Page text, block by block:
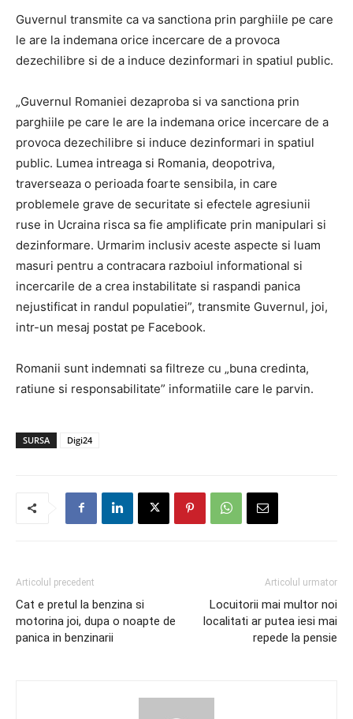
Guvernul transmite ca va sanctiona prin parghiile pe care
le are la indemana orice incercare de a provoca
dezechilibre si de a induce dezinformari in spatiul public.
„Guvernul Romaniei dezaproba si va sanctiona prin
parghiile pe care le are la indemana orice incercare de a
provoca dezechilibre si induce dezinformari in spatiul
public. Lumea intreaga si Romania, deopotriva,
traverseaza o perioada foarte sensibila, in care
problemele grave de securitate si efectele agresiunii
ruse in Ucraina risca sa fie amplificate prin manipulari si
dezinformare. Urmarim inclusiv aceste aspecte si luam
masuri pentru a contracara razboiul informational si
incercarile de a crea instabilitate si raspandi panica
nejustificat in randul populatiei”, transmite Guvernul, joi,
intr-un mesaj postat pe Facebook.
Romanii sunt indemnati sa filtreze cu „buna credinta,
ratiune si responsabilitate” informatiile care le parvin.
SURSA Digi24
Articolul precedent
Cat e pretul la benzina si
motorina joi, dupa o noapte de
panica in benzinarii
Articolul urmator
Locuitorii mai multor noi
localitati ar putea iesi mai
repede la pensie